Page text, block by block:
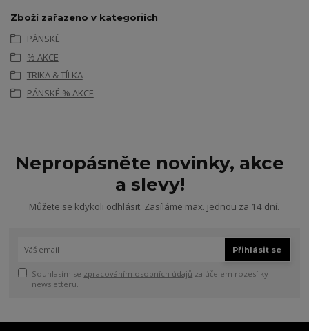
Zboží zařazeno v kategoriích
PÁNSKÉ
% AKCE
TRIKA & TÍLKA
PÁNSKÉ % AKCE
Nepropásněte novinky, akce
a slevy!
Můžete se kdykoli odhlásit. Zasíláme max. jednou za 14 dní.
Přihlásit se
Souhlasím se zpracováním osobních údajů za účelem rozesílky
newsletteru.